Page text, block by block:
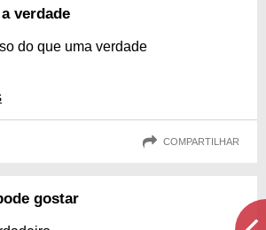
verdade
do que uma verdade
COMPARTILHAR
gostar